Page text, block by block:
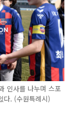
인사를 나누며 스포
다. (수원특례시)